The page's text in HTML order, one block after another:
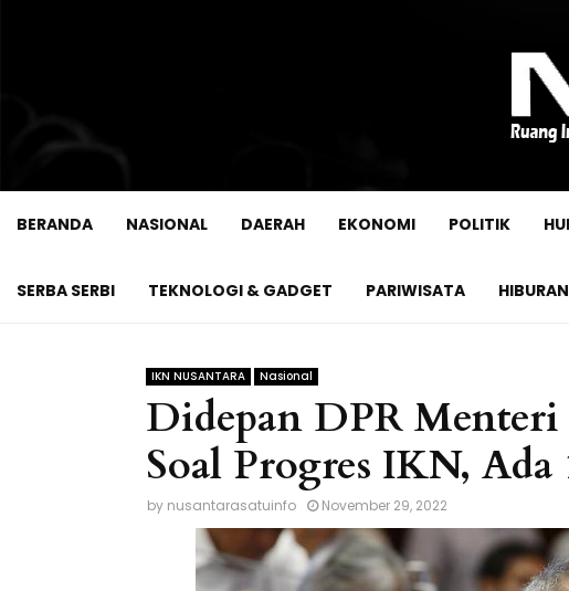
BERANDA NASIONAL DAERAH EKONOMI POLITIK
SERBA SERBI TEKNOLOGI & GADGET PARIWISATA HIBURAN
IKN NUSANTARA Nasional
Didepan DPR
Soal Progres IKN, Ada
by nusantarasatuinfo November 29, 2022